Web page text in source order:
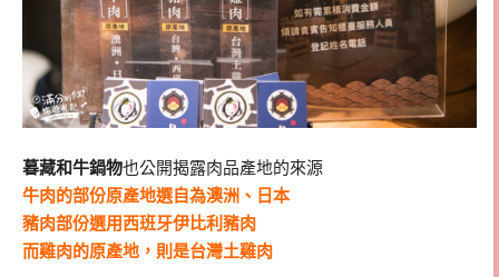
暮藏和牛鍋物也公開揭露肉品產地的來源
牛肉的部份原產地選自為澳洲、日本
豬肉部份選用西班牙伊比利豬肉
而雞肉的原產地，則是台灣土雞肉